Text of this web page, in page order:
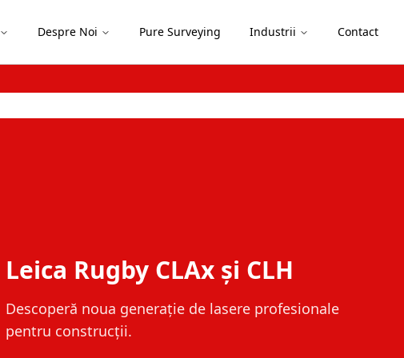
Despre Noi Pure Surveying Industrii Contact
Privire de ansamblu: Seria de
lasere rotative Leica Rugby
Descoperă performanțele seriei de lasere rotative